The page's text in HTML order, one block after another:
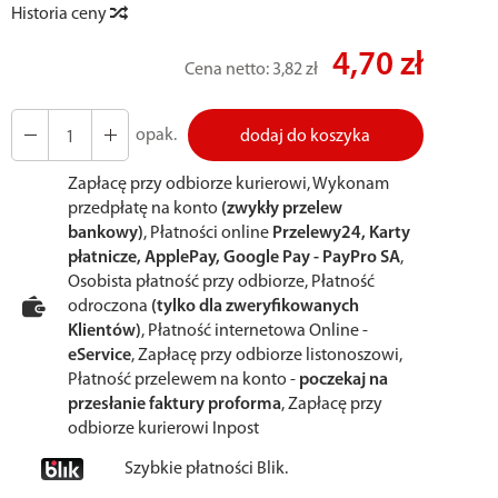
Historia ceny
Cena netto: 3,82 zł 4,70 zł
opak. dodaj do koszyka
Zapłacę przy odbiorze kurierowi, Wykonam
przedpłatę na konto (zwykły przelew
bankowy), Płatności online Przelewy24, Karty
płatnicze, ApplePay, Google Pay - PayPro SA,
Osobista płatność przy odbiorze, Płatność
odroczona (tylko dla zweryfikowanych
Klientów), Płatność internetowa Online -
eService, Zapłacę przy odbiorze listonoszowi,
Płatność przelewem na konto - poczekaj na
przesłanie faktury proforma, Zapłacę przy
odbiorze kurierowi Inpost
Szybkie płatności Blik.